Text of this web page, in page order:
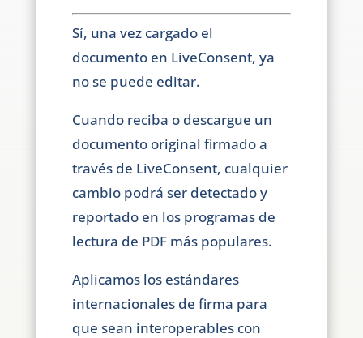
Sí, una vez cargado el
documento en LiveConsent, ya
no se puede editar.
Cuando reciba o descargue un
documento original firmado a
través de LiveConsent, cualquier
cambio podrá ser detectado y
reportado en los programas de
lectura de PDF más populares.
Aplicamos los estándares
internacionales de firma para
que sean interoperables con